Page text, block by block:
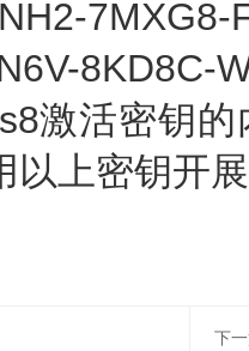
8KD8C-
激活密钥
以上密钥开
下